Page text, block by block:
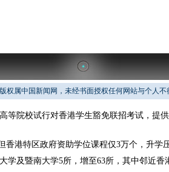
权属中国新闻网，未经书面授权任何网站与个人不
院校试行对香港学生豁免联招考试，提
港特区政府资助学位课程仅3万个，升学
及暨南大学5所，增至63所，其中邻近香